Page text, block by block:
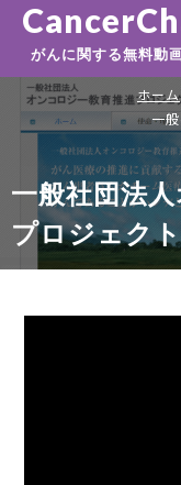
がんに関する無料動
ホーム
一
一般社団法
プロジェクト